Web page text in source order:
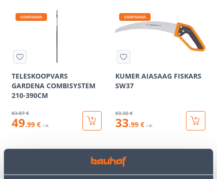
KAMPAANIA
TELESKOOPVARS
GARDENA COMBISYSTEM
210-390CM
83.87 €
49.99 € / tk
KAMPAANIA
KUMER AIASAAG FISKARS
SW37
63.32 €
33.99 € / tk
KAMPAANIA